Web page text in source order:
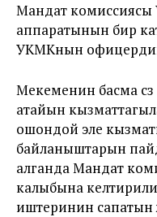
Мандат
аппаратынын бир
УКМКнын
Мекеменин басма
атайын
ошондой эле
байланыштарын
алганда Мандат
калыбына
иштеринин сапатын